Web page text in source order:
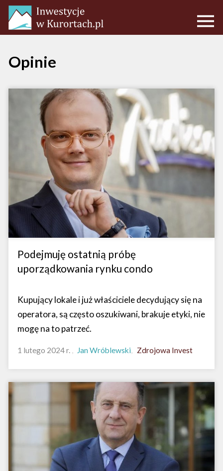
Opinie
Podejmuję ostatnią próbę
uporządkowania rynku condo
Kupujący lokale i już właściciele decydujący się na
operatora, są często oszukiwani, brakuje etyki, nie
mogę na to patrzeć.
1 lutego 2024 r. Jan Wróblewski Zdrojowa Invest